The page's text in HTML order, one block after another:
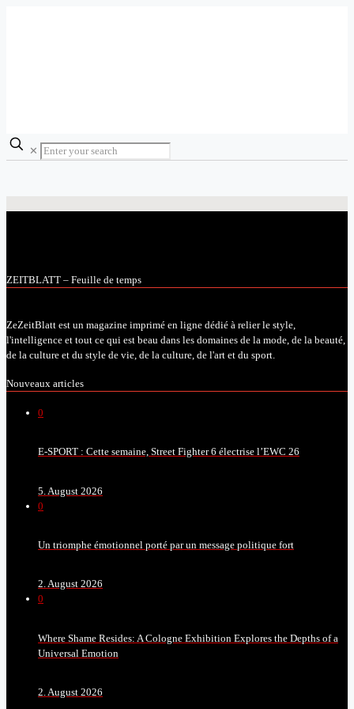
✕
ZEITBLATT – Feuille de temps
ZeZeitBlatt est un magazine imprimé en ligne dédié à relier le style,
l'intelligence et tout ce qui est beau dans les domaines de la mode, de la beauté,
de la culture et du style de vie, de la culture, de l'art et du sport.
Nouveaux articles
0
E-SPORT : Cette semaine, Street Fighter 6 électrise l’EWC 26
5. August 2026
0
Un triomphe émotionnel porté par un message politique fort
2. August 2026
0
Where Shame Resides: A Cologne Exhibition Explores the Depths of a
Universal Emotion
2. August 2026